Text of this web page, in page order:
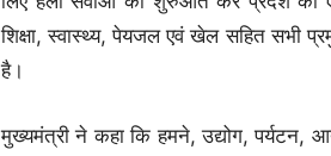
शिक्षा, स्वास्थ्य, पेयजल एवं खेल सहित सभी
है।
मुख्यमंत्री ने कहा कि हमने, उद्योग, पर्यटन,